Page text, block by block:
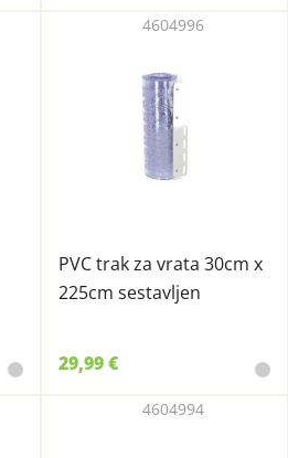
PVC trak za vrata 30cm x
225cm sestavljen
4604996
29,99 €
4604994